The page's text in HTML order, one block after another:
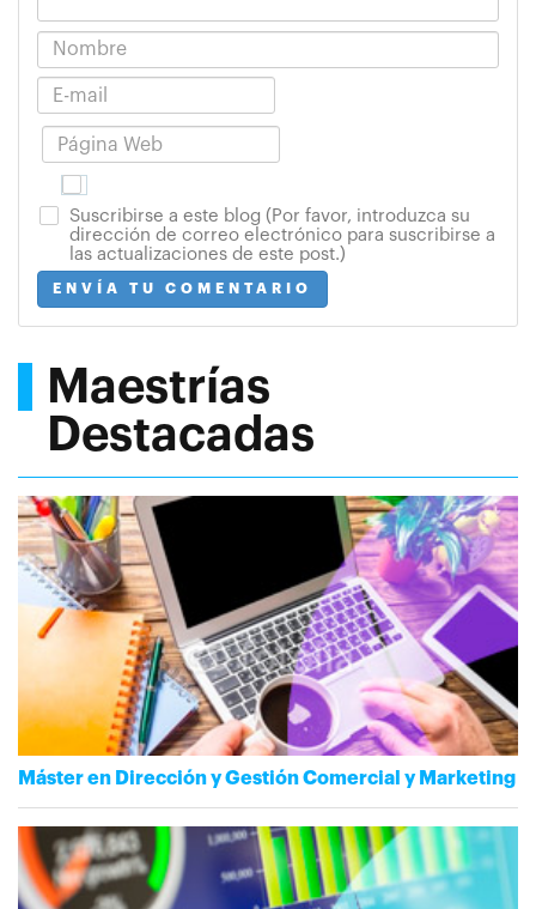
Suscribirse a este blog (Por favor, introduzca su
dirección de correo electrónico para suscribirse a
las actualizaciones de este post.)
ENVÍA TU COMENTARIO
Maestrías
Destacadas
Máster en Dirección y Gestión Comercial y Marketing